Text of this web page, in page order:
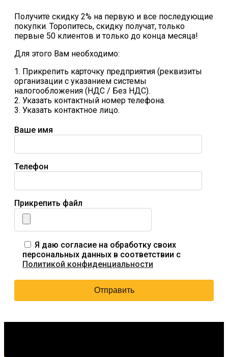
Получите скидку 2% на первую и все последующие
покупки. Торопитесь, скидку получат, только
первые 50 клиентов и только до конца месяца!
Для этого Вам необходимо:
1. Прикрепить карточку предприятия (реквизиты
организации с указанием системы
налогообложения (НДС / Без НДС).
2. Указать контактный номер телефона.
3. Указать контактное лицо.
Ваше имя
Телефон
Прикрепить файл
Я даю согласие на обработку своих
персональных данных в соответствии с
Политикой конфиденциальности